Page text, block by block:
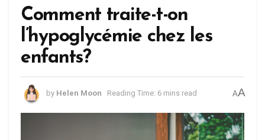
Comment traite-t-on
l’hypoglycémie chez les
enfants?
by Helen Moon Reading Time: 6 mins read AA